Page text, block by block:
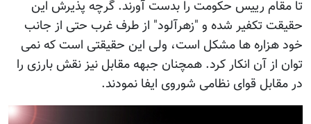
تا مقام رییس حکومت را بدست آورند. گرچه پذیرش این
حقیقت تکفیر شده و "زهرآلود" از طرف غرب حتی از جانب
خود هزاره ها مشکل است، ولی این حقیقتی است که نمی
توان از آن انکار کرد. همچنان جبهه مقابل نیز نقش بارزی را
در مقابل قوای نظامی شوروی ایفا نمودند.